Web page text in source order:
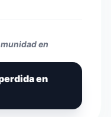
en
en